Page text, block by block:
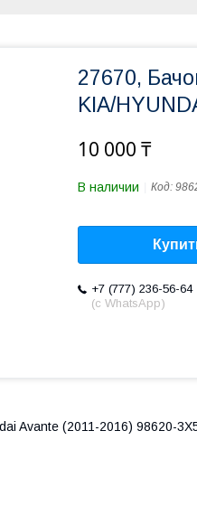
27670,
KIA/
10 000 ₸
В наличии Код:
+7 (777) 236-56-64
(с WhatsApp)
Avante (2011-2016) 98620-